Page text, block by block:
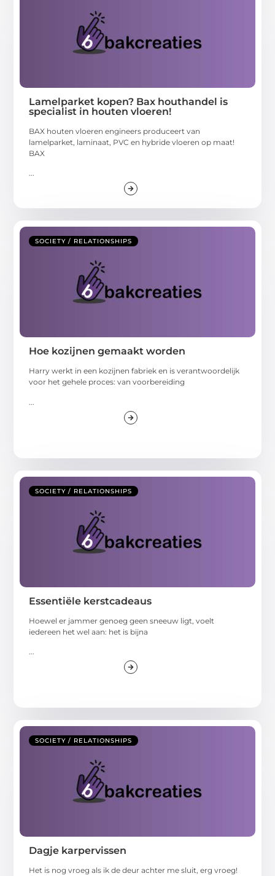
Lamelparket kopen? Bax houthandel is
specialist in houten vloeren!
BAX houten vloeren engineers produceert van
lamelparket, laminaat, PVC en hybride vloeren op maat!
BAX
...
SOCIETY / RELATIONSHIPS
Hoe kozijnen gemaakt worden
Harry werkt in een kozijnen fabriek en is verantwoordelijk
voor het gehele proces: van voorbereiding
SOCIETY / RELATIONSHIPS
Essentiële kerstcadeaus
Hoewel er jammer genoeg geen sneeuw ligt, voelt
iedereen het wel aan: het is bijna
...
SOCIETY / RELATIONSHIPS
Dagje karpervissen
Het is nog vroeg als ik de deur achter me sluit, erg vroeg!